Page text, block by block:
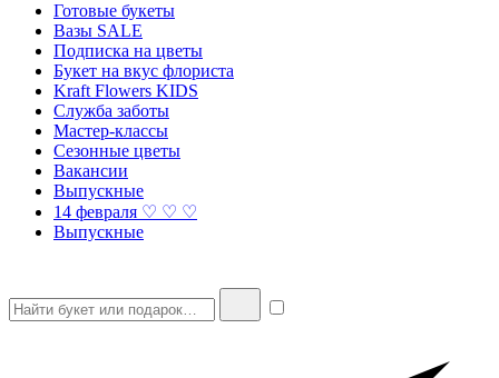
Готовые букеты
Вазы SALE
Подписка на цветы
Букет на вкус флориста
Kraft Flowers KIDS
Служба заботы
Мастер-классы
Сезонные цветы
Вакансии
Выпускные
14 февраля ♡ ♡ ♡
Выпускные